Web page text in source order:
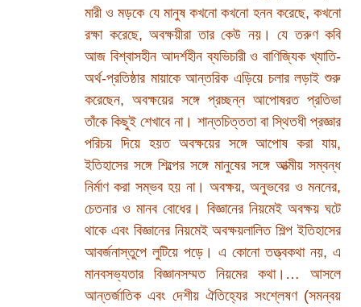
মারী ও মড়কে যে মানুষ কখনো কখনো হনন করেছে, কখনো
রক্ষা করেছে, অবক্ষয়ীরা তার কেউ নয়। যে তরুণ কবি
আজ বিশ্বাসহীন আদর্শহীন ব্যভিচারী ও বাণিজ্যিক খ্যাতি-
অর্থ-প্রতিষ্ঠার মায়াকে আন্তরিক এড়িয়ে চলার লড়াই শুরু
করেছেন, অবক্ষয়ের সঙ্গে প্রচ্ছন্ন আপোষরত প্রতিভা
তাঁকে কিছুই শেখাবে না। শান্তচিত্ততা বা স্থিতধী প্রজ্ঞার
পরিচয় দিয়ে হয়ত অবক্ষয়ের সঙ্গে আপোষ করা যায়,
ইতিহাসের সঙ্গে শিল্পের সঙ্গে মানুষের সঙ্গে আত্মীয় সম্বন্ধ
নির্মাণ করা সম্ভব হয় না। অবক্ষয়, অনুভবের ও মননের,
চেতনার ও মানব বোধের। বিজ্ঞানের নিয়মেই অবক্ষয় ঘটে
থাকে এবং বিজ্ঞানের নিয়মেই অবক্ষয়লালিত শিল্প ইতিহাসের
আবর্জনাস্তুপে লুটিয়ে পড়ে। এ কোনো তত্ত্বকথা নয়, এ
মানবসভ্যতার বিজ্ঞানসম্মত নিয়মের কথা।… আসলে
আন্তর্জাতিক এবং দেশীয় ঐতিহ্যের সংশ্লেষণ (সমন্বয়